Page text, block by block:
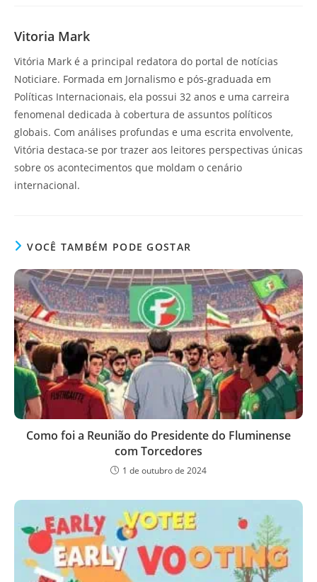
Vitoria Mark
Vitória Mark é a principal redatora do portal de notícias
Noticiare. Formada em Jornalismo e pós-graduada em
Políticas Internacionais, ela possui 32 anos e uma carreira
fenomenal dedicada à cobertura de assuntos políticos
globais. Com análises profundas e uma escrita envolvente,
Vitória destaca-se por trazer aos leitores perspectivas únicas
sobre os acontecimentos que moldam o cenário
internacional.
VOCÊ TAMBÉM PODE GOSTAR
Como foi a Reunião do Presidente do Fluminense
com Torcedores
1 de outubro de 2024